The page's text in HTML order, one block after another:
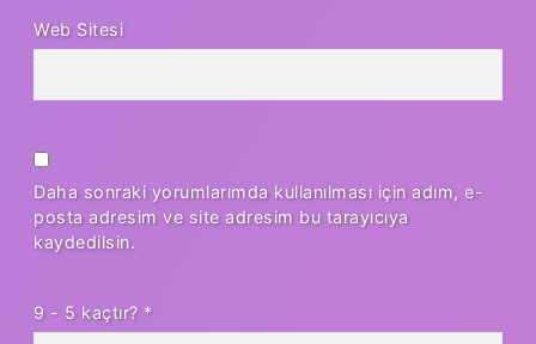
Web Sitesi
Daha sonraki yorumlarımda kullanılması için adım, e-
posta adresim ve site adresim bu tarayıcıya
kaydedilsin.
9 - 5 kaçtır? *